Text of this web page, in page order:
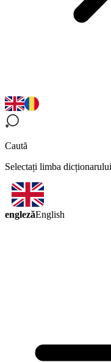
Caută
Selectați limba dicționarului
englezăEnglish